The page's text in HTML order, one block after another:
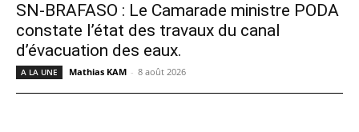
SN-BRAFASO : Le Camarade ministre PODA
constate l’état des travaux du canal
d’évacuation des eaux.
A LA UNE Mathias KAM - 8 août 2026